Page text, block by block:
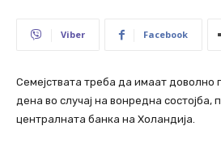
Viber Facebook
Семејствата треба да имаат доволно
дена во случај на вонредна
централната банка на Холандија.